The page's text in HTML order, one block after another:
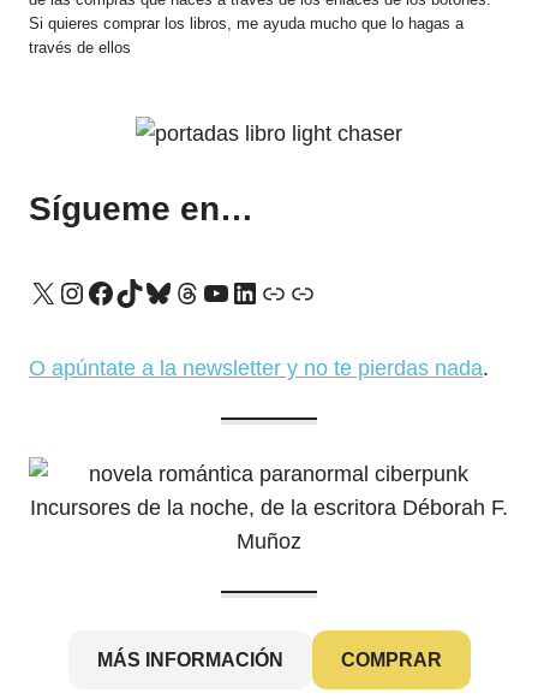
Si quieres comprar los libros, me ayuda mucho que lo hagas a
través de ellos
Sígueme en…
X Instagram
Facebook
TikTok
Bluesky
Threads
YouTube
LinkedIn
Enlace
Enlace
O apúntate a la newsletter y no te pierdas nada.
MÁS INFORMACIÓN COMPRAR